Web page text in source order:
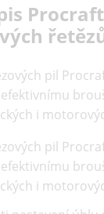
Procraft
pil
i
pil
i